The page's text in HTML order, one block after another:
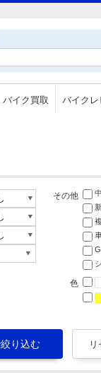
バイク買取 バイクレ
その他
色